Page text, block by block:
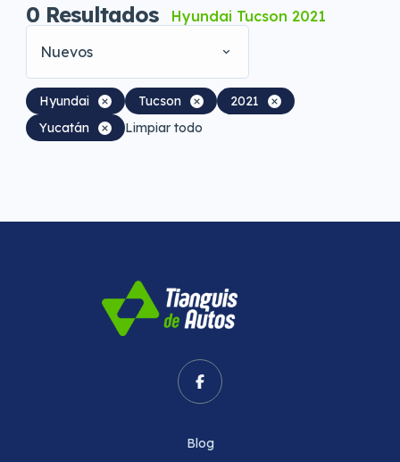
0 Resultados
Hyundai Tucson 2021
Nuevos
Hyundai Tucson
2021
Yucatán
Limpiar todo
Blog